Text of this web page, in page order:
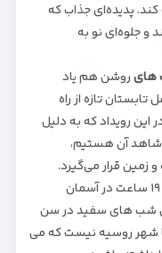
پدیده‌ای جذاب که
و جلوه‌ای نو به
روشن هم یاد
تازه از راه
۱۱ ژوئن تا ۲ جولای. در این رویداد که به دلیل
شاهد آن هستیم،
زمین قرار می‌گیرد.
در نقطه اوج این شب ها، خورشید به مدت ۱۹ ساعت در آسمان
شب های سفید در سن
شهر روسیه نیست که می